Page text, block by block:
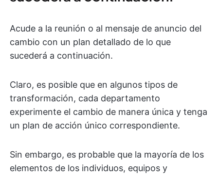
Acude a la reunión o al mensaje de anuncio del
cambio con un plan detallado de lo que
sucederá a continuación.
Claro, es posible que en algunos tipos de
transformación, cada departamento
experimente el cambio de manera única y tenga
un plan de acción único correspondiente.
Sin embargo, es probable que la mayoría de los
elementos de los individuos, equipos y